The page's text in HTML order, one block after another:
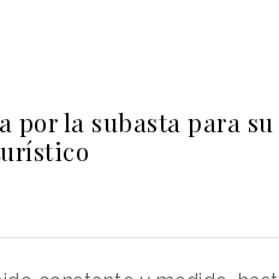
por la subasta para